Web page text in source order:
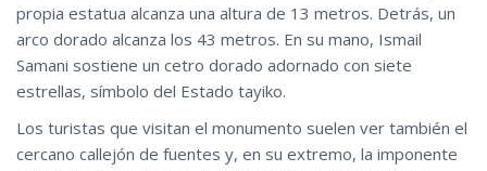
propia estatua alcanza una altura de 13 metros. Detrás, un
arco dorado alcanza los 43 metros. En su mano, Ismail
Samani sostiene un cetro dorado adornado con siete
estrellas, símbolo del Estado tayiko.
Los turistas que visitan el monumento suelen ver también el
cercano callejón de fuentes y, en su extremo, la imponente